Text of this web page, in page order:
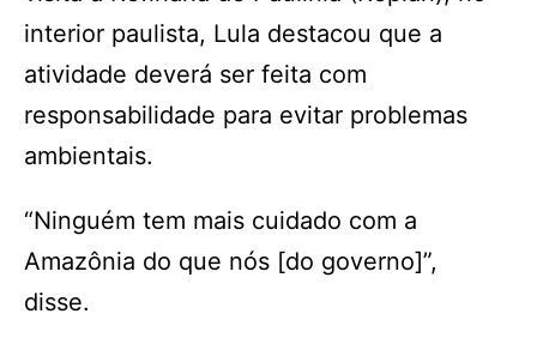
interior paulista, Lula destacou que a
atividade deverá ser feita com
responsabilidade para evitar problemas
ambientais.
“Ninguém tem mais cuidado com a
Amazônia do que nós [do governo]”,
disse.